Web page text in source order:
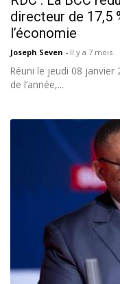
directeur de 17,5
l’économie
Joseph Seven - Il y a 7 mois
Réuni le jeudi 08
de l’année,...